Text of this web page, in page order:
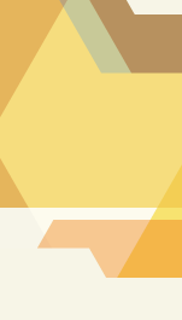
contenu